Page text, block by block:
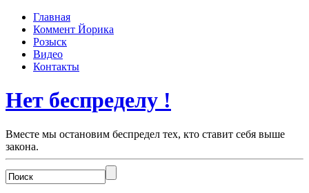
Главная
Коммент Йорика
Розыск
Видео
Контакты
Нет беспределу !
Вместе мы остановим беспредел тех, кто ставит себя выше
закона.